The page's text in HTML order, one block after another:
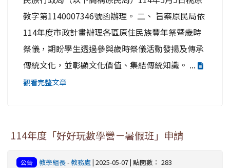
教字第1140007346號函辦理。 二、 旨案原民局依
114年度市政計畫辦理各區原住民族豐年祭暨歲時
祭儀，期盼學生透過參與歲時祭儀活動發揚及傳承
傳統文化，並彰顯文化價值、集結傳統知識。 ...
觀看完整文章
114年度「好好玩數學營－暑假班」申請
公告 教學組長-教務處 | 2025-05-07 | 點閱數： 283